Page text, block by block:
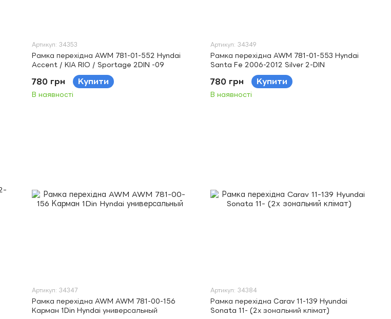
Артикул: 34353
Рамка перехідна AWM 781-01-552 Hyndai
Accent / KIA RIO / Sportage 2DIN -09
780 грн Купити
В наявності
Артикул: 34349
Рамка перехідна AWM 781-01-553 Hyndai
Santa Fe 2006-2012 Silver 2-DIN
780 грн Купити
В наявності
Артикул: 34347
Рамка перехідна AWM AWM 781-00-156
Карман 1Din Hyndai универсальный
Артикул: 34384
Рамка перехідна Carav 11-139 Hyundai
Sonata 11- (2х зональний клімат)